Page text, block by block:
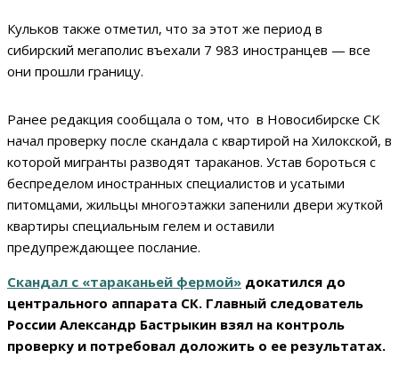
Кульков также отметил, что за этот же период в
сибирский мегаполис въехали 7 983 иностранцев — все
они прошли границу.
Ранее редакция сообщала о том, что в Новосибирске СК
начал проверку после скандала с квартирой на Хилокской, в
которой мигранты разводят тараканов. Устав бороться с
беспределом иностранных специалистов и усатыми
питомцами, жильцы многоэтажки запенили двери жуткой
квартиры специальным гелем и оставили
предупреждающее послание.
Скандал с «тараканьей фермой» докатился до
центрального аппарата СК. Главный следователь
России Александр Бастрыкин взял на контроль
проверку и потребовал доложить о ее результатах.